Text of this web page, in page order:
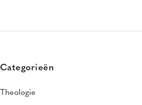
Categorieën
Theologie